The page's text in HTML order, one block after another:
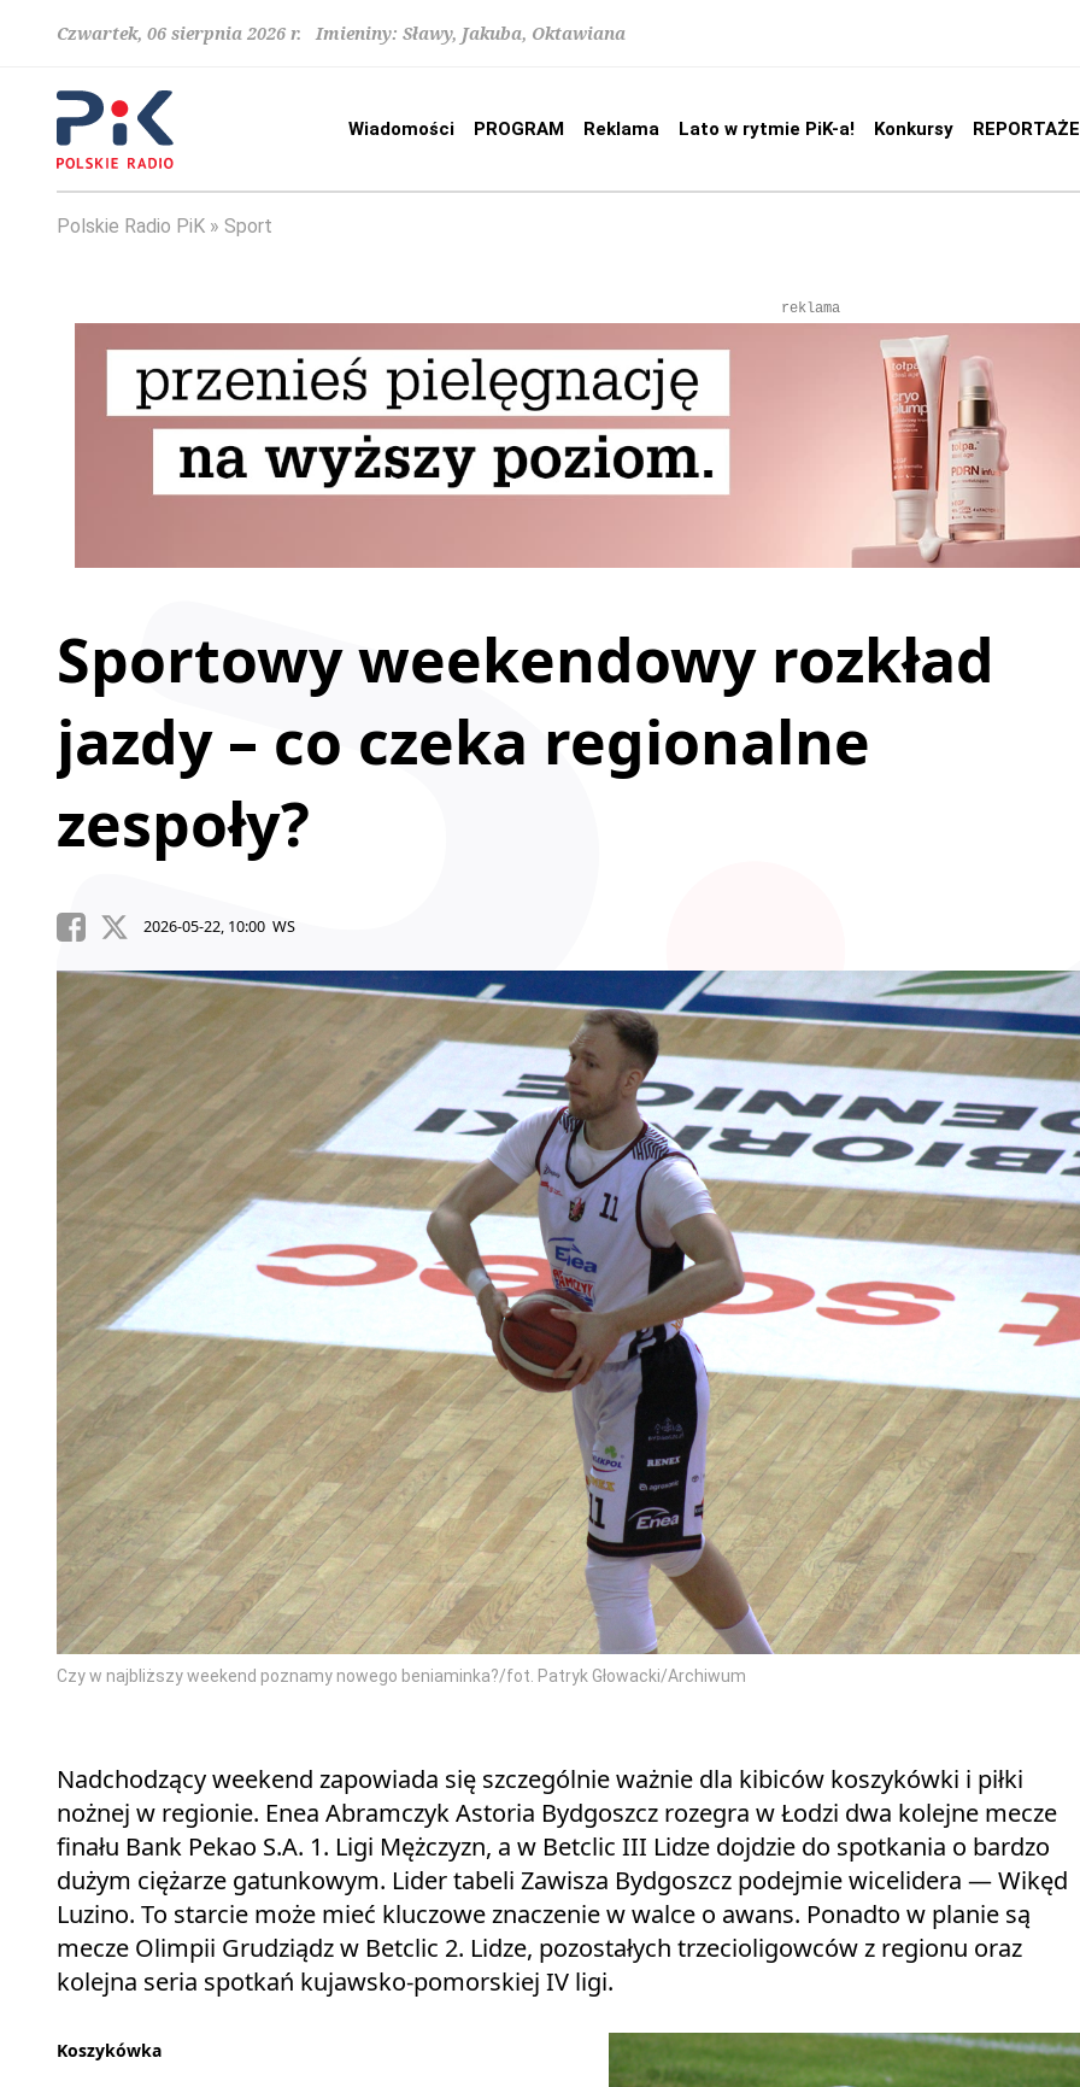
Czwartek, 06 sierpnia 2026 r. Imieniny: Sławy, Jakuba, Oktawiana
Wiadomości PROGRAM Reklama Lato w rytmie PiK-a! Konkursy REPORTAŻE
Polskie Radio PiK Sport
reklama
Sportowy weekendowy rozkład
jazdy – co czeka regionalne
zespoły?
2026-05-22, 10:00 WS
Czy w najbliższy weekend poznamy nowego beniaminka?/fot. Patryk Głowacki/Archiwum
Nadchodzący weekend zapowiada się szczególnie ważnie dla kibiców koszykówki i piłki
nożnej w regionie. Enea Abramczyk Astoria Bydgoszcz rozegra w Łodzi dwa kolejne mecze
finału Bank Pekao S.A. 1. Ligi Mężczyzn, a w Betclic III Lidze dojdzie do spotkania o bardzo
dużym ciężarze gatunkowym. Lider tabeli Zawisza Bydgoszcz podejmie wicelidera — Wikęd
Luzino. To starcie może mieć kluczowe znaczenie w walce o awans. Ponadto w planie są
mecze Olimpii Grudziądz w Betclic 2. Lidze, pozostałych trzecioligowców z regionu oraz
kolejna seria spotkań kujawsko-pomorskiej IV ligi.
Koszykówka